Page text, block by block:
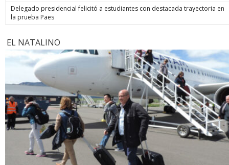
Delegado presidencial felicitó a estudiantes con destacada trayectoria en
la prueba Paes
EL NATALINO